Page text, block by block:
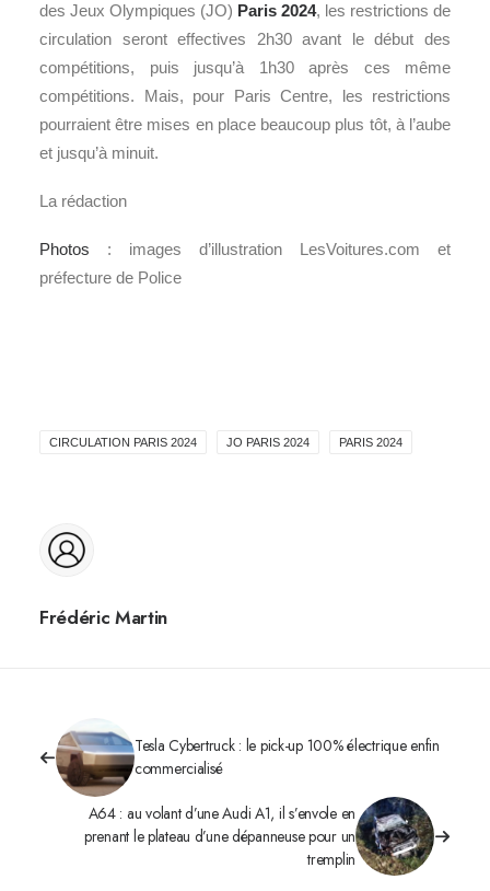
des Jeux Olympiques (JO) Paris 2024, les restrictions de
circulation seront effectives 2h30 avant le début des
compétitions, puis jusqu’à 1h30 après ces même
compétitions. Mais, pour Paris Centre, les restrictions
pourraient être mises en place beaucoup plus tôt, à l’aube
et jusqu’à minuit.
La rédaction
Photos : images d’illustration LesVoitures.com et
préfecture de Police
CIRCULATION PARIS 2024 JO PARIS 2024 PARIS 2024
Frédéric Martin
Tesla Cybertruck : le pick-up 100% électrique enfin
commercialisé
A64 : au volant d’une Audi A1, il s’envole en
prenant le plateau d’une dépanneuse pour un
tremplin